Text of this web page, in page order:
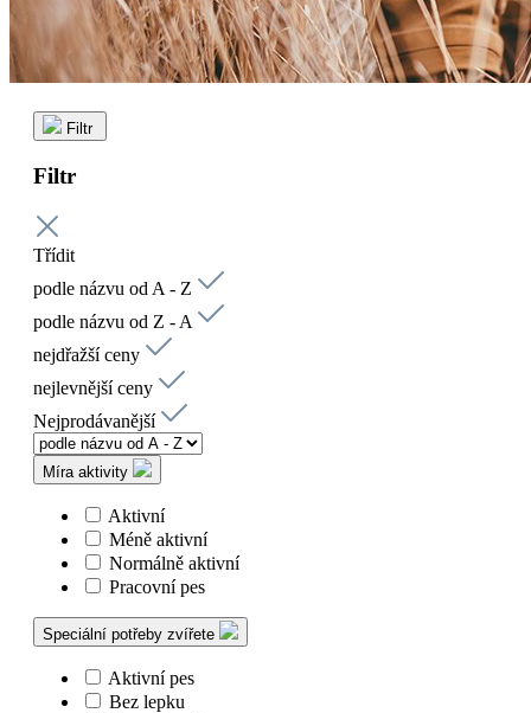
Filtr
Filtr
Třídit
podle názvu od A - Z
podle názvu od Z - A
nejdřažší ceny
nejlevnější ceny
Nejprodávanější
Míra aktivity
Aktivní
Méně aktivní
Normálně aktivní
Pracovní pes
Speciální potřeby zvířete
Aktivní pes
Bez lepku